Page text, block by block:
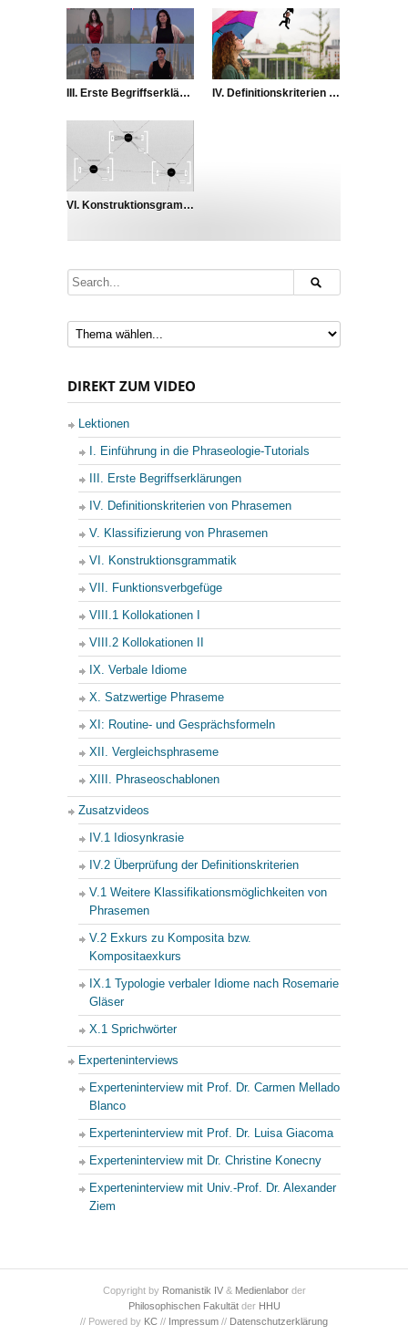
III. Erste Begriffserklärungen IV. Definitionskriterien von Phrasemen
VI. Konstruktionsgrammatik
DIREKT ZUM VIDEO
Lektionen
I. Einführung in die Phraseologie-Tutorials
III. Erste Begriffserklärungen
IV. Definitionskriterien von Phrasemen
V. Klassifizierung von Phrasemen
VI. Konstruktionsgrammatik
VII. Funktionsverbgefüge
VIII.1 Kollokationen I
VIII.2 Kollokationen II
IX. Verbale Idiome
X. Satzwertige Phraseme
XI: Routine- und Gesprächsformeln
XII. Vergleichsphraseme
XIII. Phraseoschablonen
Zusatzvideos
IV.1 Idiosynkrasie
IV.2 Überprüfung der Definitionskriterien
V.1 Weitere Klassifikationsmöglichkeiten von
Phrasemen
V.2 Exkurs zu Komposita bzw.
Kompositaexkurs
IX.1 Typologie verbaler Idiome nach Rosemarie
Gläser
X.1 Sprichwörter
Experteninterviews
Experteninterview mit Prof. Dr. Carmen Mellado
Blanco
Experteninterview mit Prof. Dr. Luisa Giacoma
Experteninterview mit Dr. Christine Konecny
Experteninterview mit Univ.-Prof. Dr. Alexander
Ziem
Copyright by Romanistik IV& Medienlaborder
Philosophischen Fakultätder HHU
// Powered by KC // Impressum // Datenschutzerklärung